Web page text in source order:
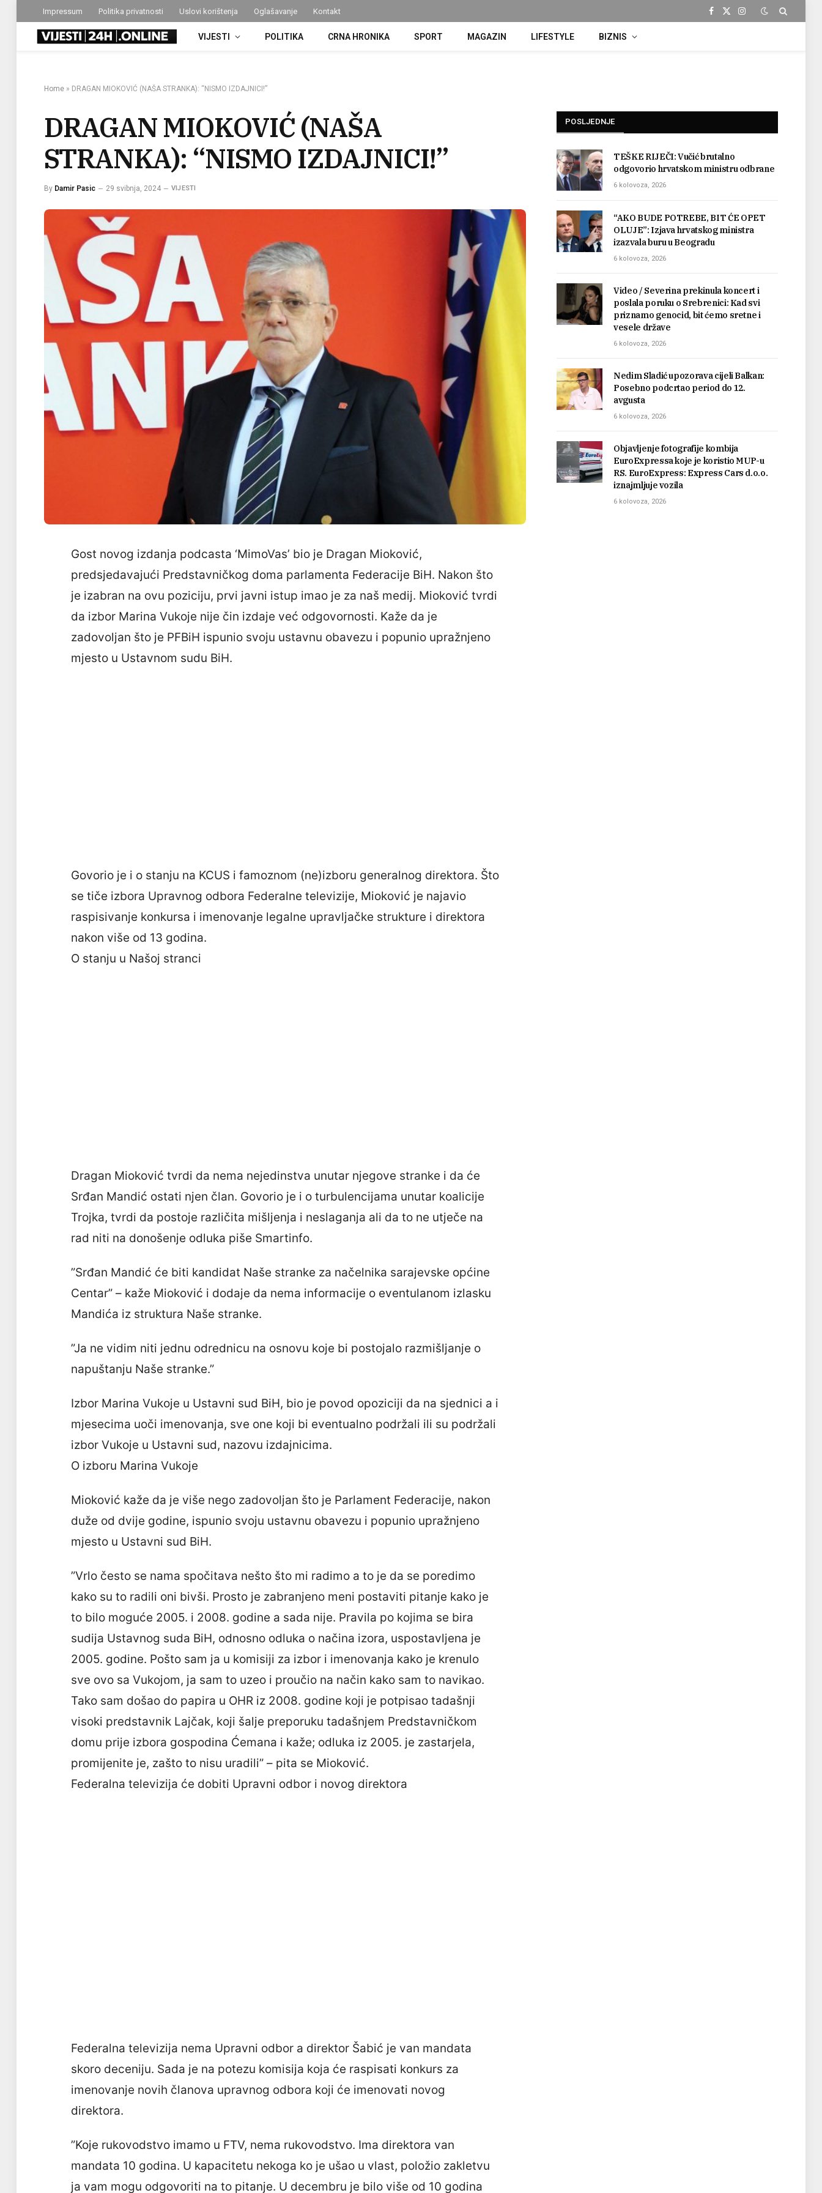
Impressum Politika privatnosti Uslovi korištenja Oglašavanje Kontakt
Facebook
X
Instagram
VIJESTI POLITIKA CRNA HRONIKA SPORT MAGAZIN LIFESTYLE BIZNIS
Home » DRAGAN MIOKOVIĆ (NAŠA STRANKA): “NISMO IZDAJNICI!”
DRAGAN MIOKOVIĆ (NAŠA
STRANKA): “NISMO IZDAJNICI!”
By Damir Pasic 29 svibnja, 2024 VIJESTI
Gost novog izdanja podcasta ‘MimoVas’ bio je Dragan Mioković,
predsjedavajući Predstavničkog doma parlamenta Federacije BiH. Nakon što
je izabran na ovu poziciju, prvi javni istup imao je za naš medij. Mioković tvrdi
da izbor Marina Vukoje nije čin izdaje već odgovornosti. Kaže da je
zadovoljan što je PFBiH ispunio svoju ustavnu obavezu i popunio upražnjeno
mjesto u Ustavnom sudu BiH.
Govorio je i o stanju na KCUS i famoznom (ne)izboru generalnog direktora. Što
se tiče izbora Upravnog odbora Federalne televizije, Mioković je najavio
raspisivanje konkursa i imenovanje legalne upravljačke strukture i direktora
nakon više od 13 godina.
O stanju u Našoj stranci
Dragan Mioković tvrdi da nema nejedinstva unutar njegove stranke i da će
Srđan Mandić ostati njen član. Govorio je i o turbulencijama unutar koalicije
Trojka, tvrdi da postoje različita mišljenja i neslaganja ali da to ne utječe na
rad niti na donošenje odluka piše Smartinfo.
”Srđan Mandić će biti kandidat Naše stranke za načelnika sarajevske općine
Centar” – kaže Mioković i dodaje da nema informacije o eventulanom izlasku
Mandića iz struktura Naše stranke.
”Ja ne vidim niti jednu odrednicu na osnovu koje bi postojalo razmišljanje o
napuštanju Naše stranke.”
Izbor Marina Vukoje u Ustavni sud BiH, bio je povod opoziciji da na sjednici a i
mjesecima uoči imenovanja, sve one koji bi eventualno podržali ili su podržali
izbor Vukoje u Ustavni sud, nazovu izdajnicima.
O izboru Marina Vukoje
Mioković kaže da je više nego zadovoljan što je Parlament Federacije, nakon
duže od dvije godine, ispunio svoju ustavnu obavezu i popunio upražnjeno
mjesto u Ustavni sud BiH.
”Vrlo često se nama spočitava nešto što mi radimo a to je da se poredimo
kako su to radili oni bivši. Prosto je zabranjeno meni postaviti pitanje kako je
to bilo moguće 2005. i 2008. godine a sada nije. Pravila po kojima se bira
sudija Ustavnog suda BiH, odnosno odluka o načina izora, uspostavljena je
2005. godine. Pošto sam ja u komisiji za izbor i imenovanja kako je krenulo
sve ovo sa Vukojom, ja sam to uzeo i proučio na način kako sam to navikao.
Tako sam došao do papira u OHR iz 2008. godine koji je potpisao tadašnji
visoki predstavnik Lajčak, koji šalje preporuku tadašnjem Predstavničkom
domu prije izbora gospodina Ćemana i kaže; odluka iz 2005. je zastarjela,
promijenite je, zašto to nisu uradili” – pita se Mioković.
Federalna televizija će dobiti Upravni odbor i novog direktora
Federalna televizija nema Upravni odbor a direktor Šabić je van mandata
skoro deceniju. Sada je na potezu komisija koja će raspisati konkurs za
imenovanje novih članova upravnog odbora koji će imenovati novog
direktora.
”Koje rukovodstvo imamo u FTV, nema rukovodstvo. Ima direktora van
mandata 10 godina. U kapacitetu nekoga ko je ušao u vlast, položio zakletvu
ja vam mogu odgovoriti na to pitanje. U decembru je bilo više od 10 godina
POSLJEDNJE
TEŠKE RIJEČI: Vučić brutalno
odgovorio hrvatskom ministru odbrane
6 kolovoza, 2026
“AKO BUDE POTREBE, BIT ĆE OPET
OLUJE”: Izjava hrvatskog ministra
izazvala buru u Beogradu
6 kolovoza, 2026
Video / Severina prekinula koncert i
poslala poruku o Srebrenici: Kad svi
priznamo genocid, bit ćemo sretne i
vesele države
6 kolovoza, 2026
Nedim Sladić upozorava cijeli Balkan:
Posebno podcrtao period do 12.
avgusta
6 kolovoza, 2026
Objavljenje fotografije kombija
EuroExpressa koje je koristio MUP-u
RS. EuroExpress: Express Cars d.o.o.
iznajmljuje vozila
6 kolovoza, 2026